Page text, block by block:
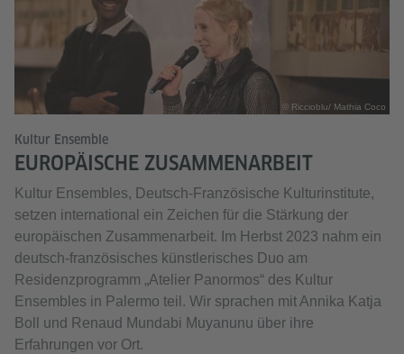
© Riccioblu/ Mathia Coco
Kultur Ensemble
EUROPÄISCHE ZUSAMMENARBEIT
Kultur Ensembles, Deutsch-Französische Kulturinstitute,
setzen international ein Zeichen für die Stärkung der
europäischen Zusammenarbeit. Im Herbst 2023 nahm ein
deutsch-französisches künstlerisches Duo am
Residenzprogramm „Atelier Panormos“ des Kultur
Ensembles in Palermo teil. Wir sprachen mit Annika Katja
Boll und Renaud Mundabi Muyanunu über ihre
Erfahrungen vor Ort.